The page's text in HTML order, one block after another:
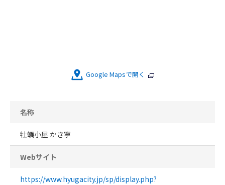
Google Mapsで開く
名称
牡蠣小屋 かき寧
Webサイト
https://www.hyugacity.jp/sp/display.php?